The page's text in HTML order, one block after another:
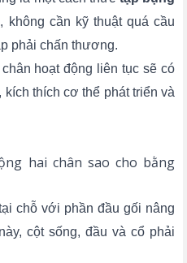
không cần kỹ thuật quá cầu
phải chấn thương.
hoạt động liên tục sẽ có
thích cơ thể phát triển và
hai chân sao cho bằng
chỗ với phần đầu gối nâng
cột sống, đầu và cổ phải